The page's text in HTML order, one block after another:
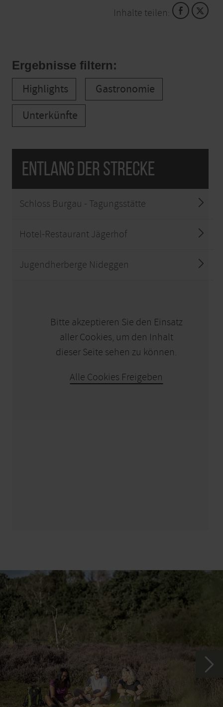
Aussichtspunkt auf dem Rückweg. Nichts wie hinauf!
Inhalte teilen:
Ergebnisse filtern:
Highlights
Gastronomie
Unterkünfte
Entlang der Strecke
Schloss Burgau - Tagungsstätte
Hotel-Restaurant Jägerhof
Jugendherberge Nideggen
Bitte akzeptieren Sie den Einsatz
aller Cookies, um den Inhalt
dieser Seite sehen zu können.
Alle Cookies Freigeben